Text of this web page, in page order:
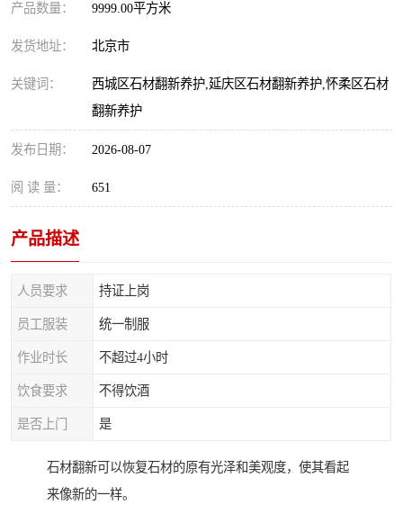
产品数量： 9999.00平方米
发货地址： 北京市
关键词：
西城区石材翻新养护,延庆区石材翻新养护,怀柔区石材
翻新养护
发布日期： 2026-08-07
阅 读 量： 651
产品描述
人员要求 持证上岗
员工服装 统一制服
作业时长 不超过4小时
饮食要求 不得饮酒
是否上门 是
石材翻新可以恢复石材的原有光泽和美观度，使其看起
来像新的一样。